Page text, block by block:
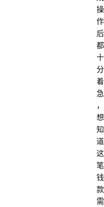
操
作
后
都
十
分
着
急
，
想
知
道
这
笔
钱
款
需